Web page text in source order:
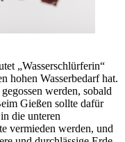
„Wasserschlürferin“
hohen Wasserbedarf hat.
werden, sobald
Gießen sollte dafür
die unteren
vermieden werden, und